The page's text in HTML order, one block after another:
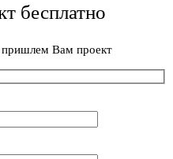
бесплатно
пришлем Вам проект